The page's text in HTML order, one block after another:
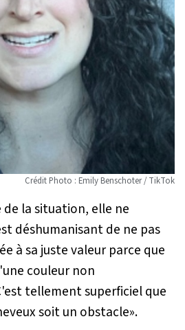
Crédit Photo : Emily Benschoter / TikTok
de la situation, elle ne
déshumanisant de ne pas
à sa juste valeur parce que
couleur non
tellement superficiel que
soit un obstacle».